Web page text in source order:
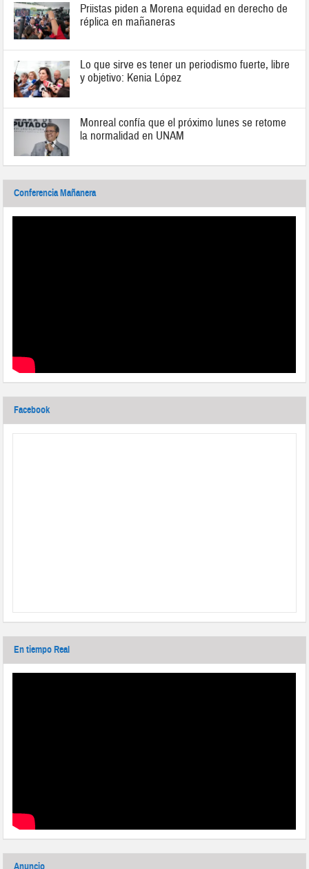
Priistas piden a Morena equidad en derecho de
réplica en mañaneras
Lo que sirve es tener un periodismo fuerte, libre
y objetivo: Kenia López
Monreal confía que el próximo lunes se retome
la normalidad en UNAM
Conferencia Mañanera
Facebook
En tiempo Real